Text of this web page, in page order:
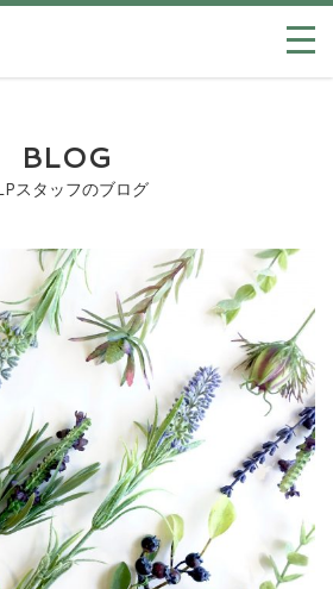
BLOG
スタッフのブログ